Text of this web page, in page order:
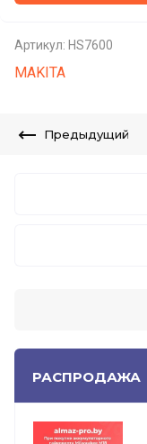
РАСПРОДАЖА
Артикул: HS7600
MAKITA
Предыдущий